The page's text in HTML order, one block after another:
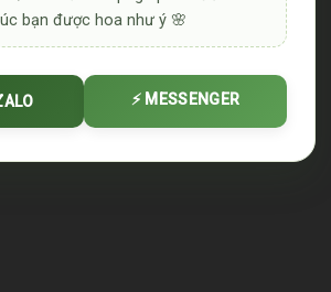
bạn được hoa như ý 🌸
⚡ MESSENGER